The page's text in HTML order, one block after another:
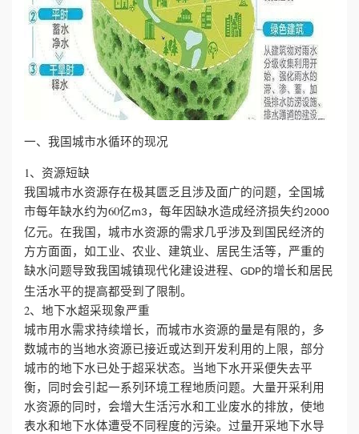
资
讯
荣
誉
资
联
一、我国城市水循环的现况
1、资源短缺
我国城市水资源存在极其匮乏且涉及面广的问题，全国城
市每年缺水约为60亿m3 ，每年因缺水造成经济损失约2000
亿元。在我国，城市水资源的需求几乎涉及到国民经济的
方方面面，如工业、农业、建筑业、居民生活等，严重的
缺水问题导致我国城镇现代化建设进程、
GDP的增长和居民
生活水平的提高都受到了限制。
2、地下水超采现象严重
城市用水需求持续增长，而城市水资源的量是有限的，多
数城市的当地水资源已接近或达到开发利用的上限，部分
城市的地下水已处于超采状态。当地下水开采便失去平
衡，同时会引起一系列环境工程地质问题。大量开采利用
水资源的同时，会增大生活污水和工业废水的排放，使地
表水和地下水体遭受不同程度的污染。过量开采地下水导